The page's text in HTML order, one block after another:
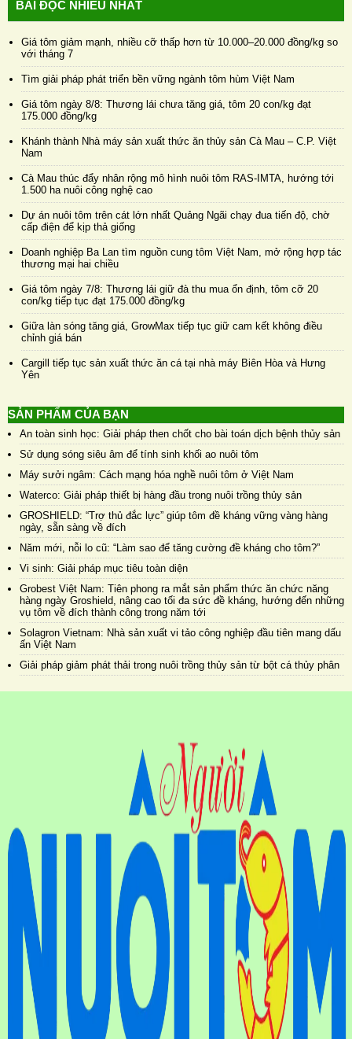
BÀI ĐỌC NHIỀU NHẤT
Giá tôm giảm mạnh, nhiều cỡ thấp hơn từ 10.000–20.000 đồng/kg so
với tháng 7
Tìm giải pháp phát triển bền vững ngành tôm hùm Việt Nam
Giá tôm ngày 8/8: Thương lái chưa tăng giá, tôm 20 con/kg đạt
175.000 đồng/kg
Khánh thành Nhà máy sản xuất thức ăn thủy sản Cà Mau – C.P. Việt
Nam
Cà Mau thúc đẩy nhân rộng mô hình nuôi tôm RAS-IMTA, hướng tới
1.500 ha nuôi công nghệ cao
Dự án nuôi tôm trên cát lớn nhất Quảng Ngãi chạy đua tiến độ, chờ
cấp điện để kịp thả giống
Doanh nghiệp Ba Lan tìm nguồn cung tôm Việt Nam, mở rộng hợp tác
thương mại hai chiều
Giá tôm ngày 7/8: Thương lái giữ đà thu mua ổn định, tôm cỡ 20
con/kg tiếp tục đạt 175.000 đồng/kg
Giữa làn sóng tăng giá, GrowMax tiếp tục giữ cam kết không điều
chỉnh giá bán
Cargill tiếp tục sản xuất thức ăn cá tại nhà máy Biên Hòa và Hưng
Yên
SẢN PHẨM CỦA BẠN
An toàn sinh học: Giải pháp then chốt cho bài toán dịch bệnh thủy sản
Sử dụng sóng siêu âm để tính sinh khối ao nuôi tôm
Máy sưởi ngâm: Cách mạng hóa nghề nuôi tôm ở Việt Nam
Waterco: Giải pháp thiết bị hàng đầu trong nuôi trồng thủy sản
GROSHIELD: “Trợ thủ đắc lực” giúp tôm đề kháng vững vàng hàng
ngày, sẵn sàng về đích
Năm mới, nỗi lo cũ: “Làm sao để tăng cường đề kháng cho tôm?”
Vi sinh: Giải pháp mục tiêu toàn diện
Grobest Việt Nam: Tiên phong ra mắt sản phẩm thức ăn chức năng
hàng ngày Groshield, nâng cao tối đa sức đề kháng, hướng đến những
vụ tôm về đích thành công trong năm tới
Solagron Vietnam: Nhà sản xuất vi tảo công nghiệp đầu tiên mang dấu
ấn Việt Nam
Giải pháp giảm phát thải trong nuôi trồng thủy sản từ bột cá thủy phân